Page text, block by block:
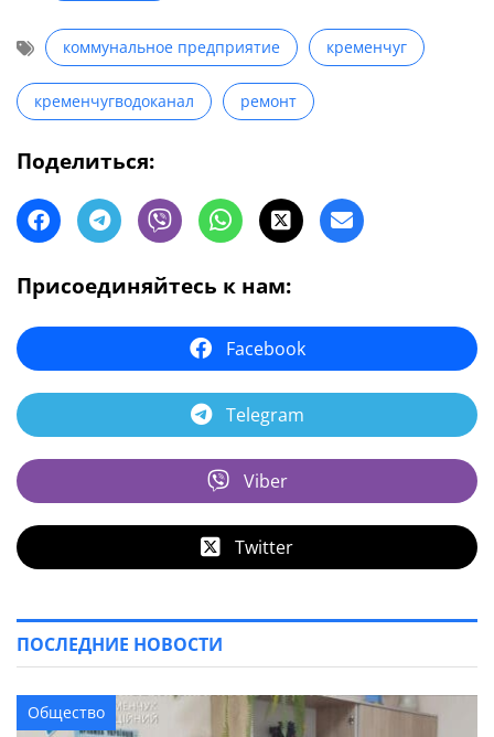
коммунальное предприятие кременчуг
кременчугводоканал ремонт
Поделиться:
Присоединяйтесь к нам:
Facebook
Telegram
Viber
Twitter
ПОСЛЕДНИЕ НОВОСТИ
Общество